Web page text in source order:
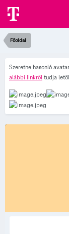
Főoldal
Szeretne hasonló
alábbi linkről tudja